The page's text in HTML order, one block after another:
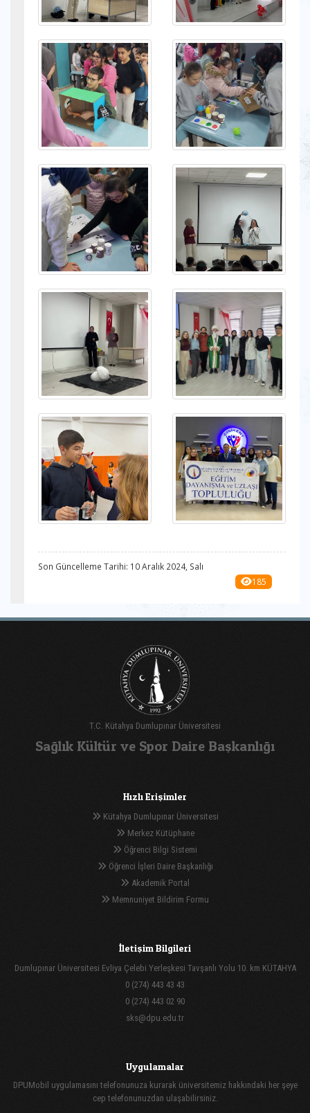
Son Güncelleme Tarihi: 10 Aralık 2024, Salı
185
T.C. Kütahya Dumlupınar Üniversitesi
Sağlık Kültür ve Spor Daire Başkanlığı
Hızlı Erişimler
Kütahya Dumlupınar Üniversitesi
Merkez Kütüphane
Öğrenci Bilgi Sistemi
Öğrenci İşleri Daire Başkanlığı
Akademik Portal
Memnuniyet Bildirim Formu
İletişim Bilgileri
Dumlupınar Üniversitesi Evliya Çelebi Yerleşkesi Tavşanlı Yolu 10. km KÜTAHYA
0 (274) 443 43 43
0 (274) 443 02 90
sks@dpu.edu.tr
Uygulamalar
DPUMobil uygulamasını telefonunuza kurarak üniversitemiz hakkındaki her şeye
cep telefonunuzdan ulaşabilirsiniz.